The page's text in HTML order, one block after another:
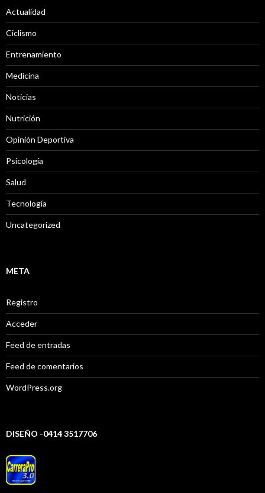
Actualidad
Ciclismo
Entrenamiento
Medicina
Noticias
Nutrición
Opinión Deportiva
Psicología
Salud
Tecnología
Uncategorized
META
Registro
Acceder
Feed de entradas
Feed de comentarios
WordPress.org
DISEÑO -0414 3517706